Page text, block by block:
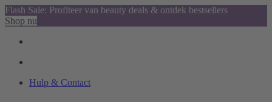
Flash Sale: Profiteer van beauty deals & ontdek bestsellers
Shop nu
Hulp & Contact